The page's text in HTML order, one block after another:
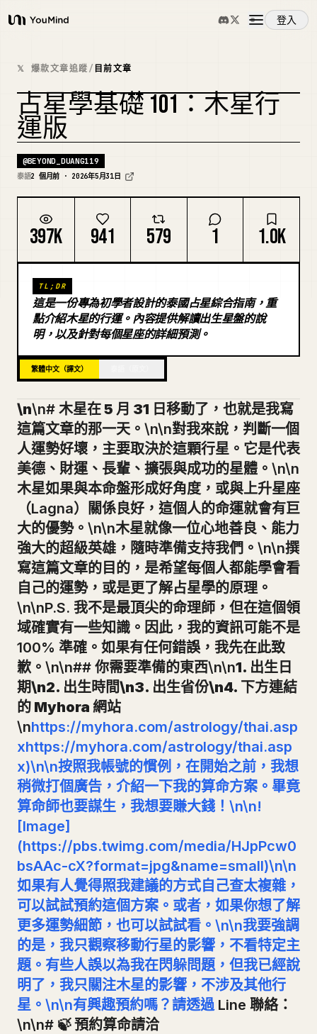
YouMind
登入
概覽
使用案例
技能
提示詞
定價
下載
部落格
更新
𝕏 爆款文章追蹤/ 目前文章
占星學基礎 101：木星行
運版
@BEYOND_DUANG119
泰語2 個月前 · 2026年5月31日
397K 941 579 1 1.0K
TL;DR
這是一份專為初學者設計的泰國占星綜合指南，重
點介紹木星的行運。內容提供解讀出生星盤的說
明，以及針對每個星座的詳細預測。
繁體中文（譯文）
\n\n# 木星在 5 月 31 日移動了，也就是我寫
這篇文章的那一天。 \n\n對我來說，判斷一個
人運勢好壞，主要取決於這顆行星。它是代表
美德、財運、長輩、擴張與成功的星體。\n\n
木星如果與本命盤形成好角度，或與上升星座
（Lagna）關係良好，這個人的命運就會有巨
大的優勢。\n\n木星就像一位心地善良、能力
強大的超級英雄，隨時準備支持我們。\n\n撰
寫這篇文章的目的，是希望每個人都能學會看
自己的運勢，或是更了解占星學的原理。
\n\nP.S. 我不是最頂尖的命理師，但在這個領
域確實有一些知識。因此，我的資訊可能不是
100% 準確。如果有任何錯誤，我先在此致
歉。\n\n## 你需要準備的東西\n\n1. 出生日
期\n2. 出生時間\n3. 出生省份\n4. 下方連結
的 Myhora 網站
\nhttps://myhora.com/astrology/thai.asp
xhttps://myhora.com/astrology/thai.asp
x)\n\n按照我帳號的慣例，在開始之前，我想
稍微打個廣告，介紹一下我的算命方案。畢竟
算命師也要謀生，我想要賺大錢！\n\n!
[Image]
(https://pbs.twimg.com/media/HJpPcw0
bsAAc-cX?format=jpg&name=small)\n\n
如果有人覺得照我建議的方式自己查太複雜，
可以試試預約這個方案。或者，如果你想了解
更多運勢細節，也可以試試看。\n\n我要強調
的是，我只觀察移動行星的影響，不看特定主
題。有些人誤以為我在閃躲問題，但我已經說
明了，我只關注木星的影響，不涉及其他行
星。\n\n有興趣預約嗎？請透過Line 聯絡：
\n\n# 🍃 預約算命請洽